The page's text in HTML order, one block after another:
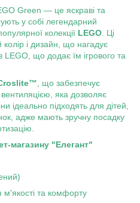
Green — це яскраві та
у собі легендарний
колекції LEGO . Ці
і дизайн, що нагадує
LEGO, що додає їм ігрового та
, що забезпечує
яка дозволяє
ідеально підходять для дітей,
адже мають зручну посадку
магазину "Елегант"
та комфорту